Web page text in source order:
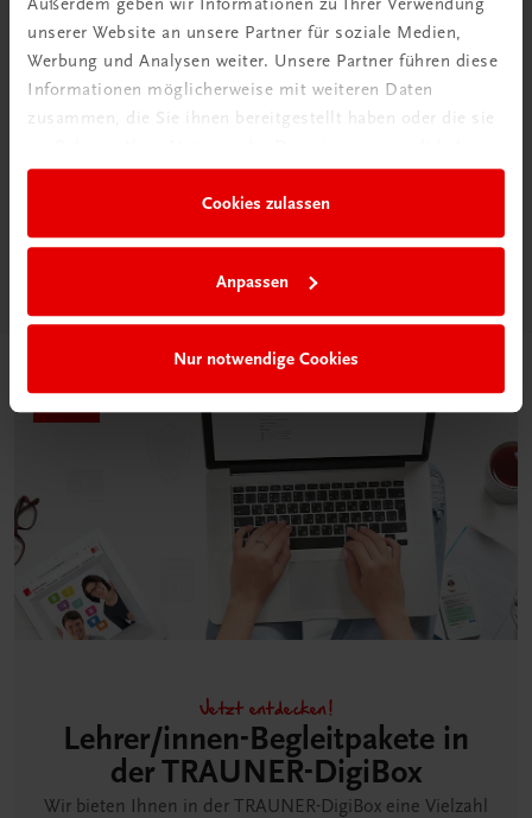
unserer Website an unsere Partner für soziale Medien,
Werbung und Analysen weiter. Unsere Partner führen diese
Informationen möglicherweise mit weiteren Daten
zusammen, die Sie ihnen bereitgestellt haben oder die sie
Cookies zulassen
Anpassen
Nur notwendige Cookies
Neu in der DigiBox
Klassenzimmer“
Mehr dazu
Jetzt entdecken!
Lehrer/innen-Begleitpakete in
der TRAUNER-DigiBox
Wir bieten Ihnen in der TRAUNER-DigiBox eine Vielzahl